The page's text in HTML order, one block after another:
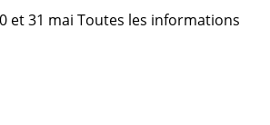
et 31 mai Toutes les informations